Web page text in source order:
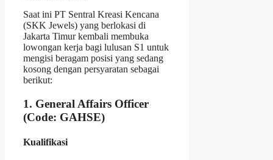
Saat ini PT Sentral Kreasi Kencana
(SKK Jewels) yang berlokasi di
Jakarta Timur kembali membuka
lowongan kerja bagi lulusan S1 untuk
mengisi beragam posisi yang sedang
kosong dengan persyaratan sebagai
berikut:
1. General Affairs Officer
(Code: GAHSE)
Kualifikasi